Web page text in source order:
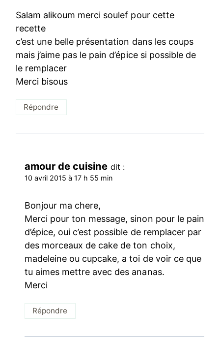
Salam alikoum merci soulef pour cette
recette
c’est une belle présentation dans les coups
mais j’aime pas le pain d’épice si possible de
le remplacer
Merci bisous
Répondre
amour de cuisine dit :
10 avril 2015 à 17 h 55 min
Bonjour ma chere,
Merci pour ton message, sinon pour le pain
d’épice, oui c’est possible de remplacer par
des morceaux de cake de ton choix,
madeleine ou cupcake, a toi de voir ce que
tu aimes mettre avec des ananas.
Merci
Répondre